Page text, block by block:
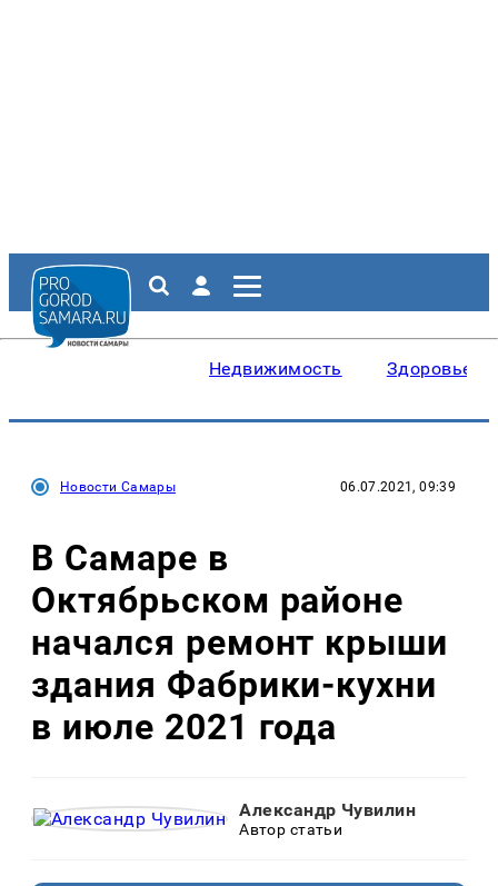
Недвижимость Здоровье
Новости Самары 06.07.2021, 09:39
В Самаре в
Октябрьском районе
начался ремонт крыши
здания Фабрики-кухни
в июле 2021 года
Александр Чувилин
Автор статьи